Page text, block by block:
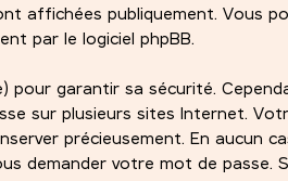
affichées publiquement. Vous
par le logiciel phpBB.
garantir sa sécurité.
sur plusieurs sites Internet.
précieusement. En aucun
demander votre mot de passe.